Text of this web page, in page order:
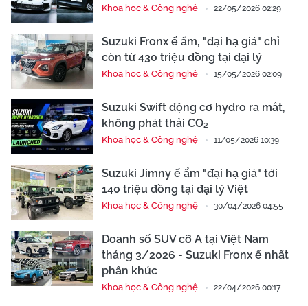
Khoa học & Công nghệ 22/05/2026 02:29
Suzuki Fronx ế ẩm, "đại hạ giá" chỉ
còn từ 430 triệu đồng tại đại lý
Khoa học & Công nghệ 15/05/2026 02:09
Suzuki Swift động cơ hydro ra mắt,
không phát thải CO₂
Khoa học & Công nghệ 11/05/2026 10:39
Suzuki Jimny ế ẩm "đại hạ giá" tới
140 triệu đồng tại đại lý Việt
Khoa học & Công nghệ 30/04/2026 04:55
Doanh số SUV cỡ A tại Việt Nam
tháng 3/2026 - Suzuki Fronx ế nhất
phân khúc
Khoa học & Công nghệ 22/04/2026 00:17